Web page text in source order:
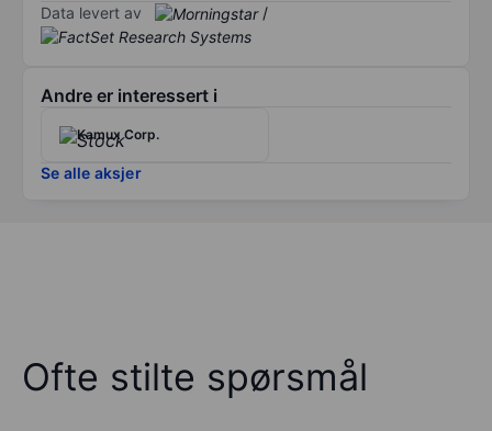
Data levert av /
Andre er interessert i
Kamux Corp.
Se alle aksjer
Ofte stilte spørsmål